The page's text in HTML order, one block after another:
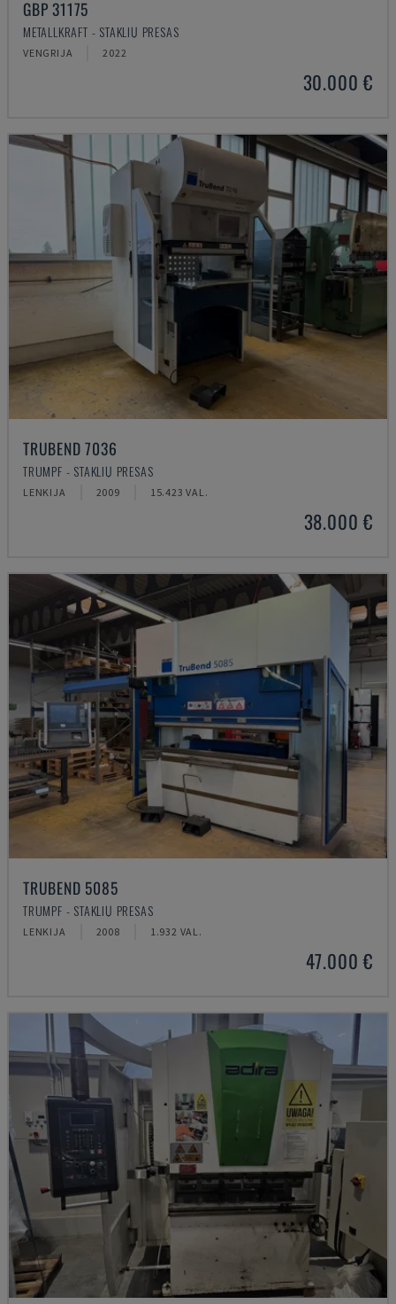
GBP 31175
METALLKRAFT - STAKLIŲ PRESAS
VENGRIJA 2022
30.000 €
TRUBEND 7036
TRUMPF - STAKLIŲ PRESAS
LENKIJA 2009 15.423 VAL.
38.000 €
TRUBEND 5085
TRUMPF - STAKLIŲ PRESAS
LENKIJA 2008 1.932 VAL.
47.000 €